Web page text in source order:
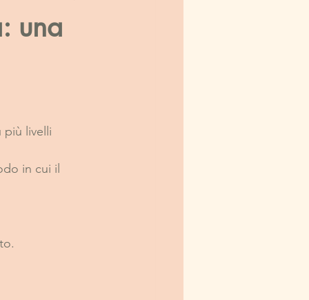
una
più livelli
in cui il